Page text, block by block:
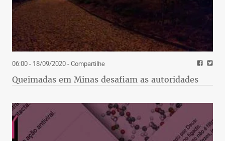
06:00 - 18/09/2020- Compartilhe
Queimadas em Minas desafiam as autoridades